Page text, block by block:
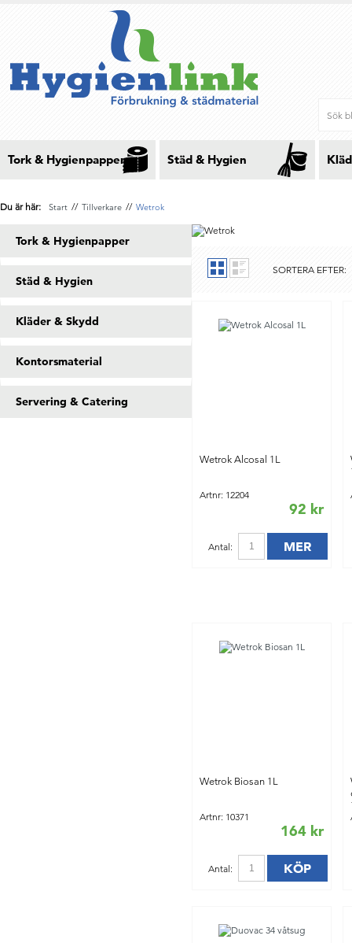
Tork & Hygienpapper Städ & Hygien
Du är här: Start // Tillverkare // Wetrok
Tork & Hygienpapper
Städ & Hygien
Kläder & Skydd
Kontorsmaterial
Servering & Catering
SORTERA EFTER:
Wetrok Alcosal 1L
Artnr: 12204
92 kr
Antal:
MER
Wetrok Biosan 1L
Artnr: 10371
164 kr
Antal: KÖP